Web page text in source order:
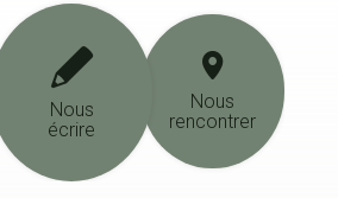
Nous
écrire
Nous
rencontrer